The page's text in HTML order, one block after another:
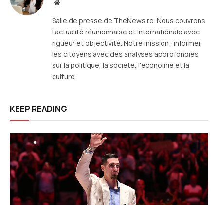
Site
Salle de presse de TheNews.re. Nous couvrons
l'actualité réunionnaise et internationale avec
rigueur et objectivité. Notre mission : informer
les citoyens avec des analyses approfondies
sur la politique, la société, l'économie et la
culture.
KEEP READING